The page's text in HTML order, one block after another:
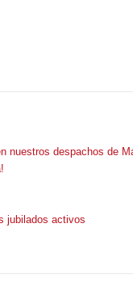
nuestros despachos de
jubilados activos